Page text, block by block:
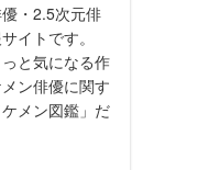
・2.5次元俳
イトです。
と気になる作
ン俳優に関す
メン図鑑」だ